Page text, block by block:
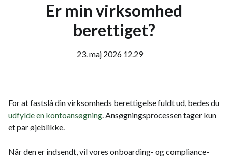
Er min virksomhed
berettiget?
23. maj 2026 12.29
For at fastslå din virksomheds berettigelse fuldt ud, bedes du
udfylde en kontoansøgning. Ansøgningsprocessen tager kun
et par øjeblikke.
Når den er indsendt, vil vores onboarding- og compliance-